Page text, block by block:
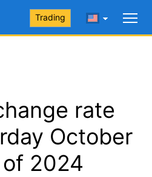
Trading
rate
October
2024